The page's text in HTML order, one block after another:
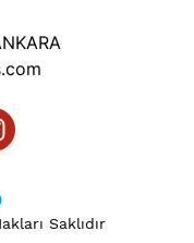
Saklıdır